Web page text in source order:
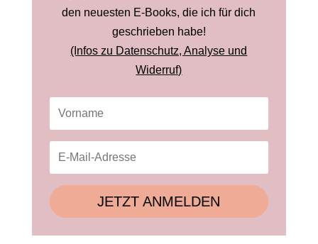
den neuesten E-Books, die ich für dich
geschrieben habe!
(Infos zu Datenschutz, Analyse und
Widerruf)
JETZT ANMELDEN